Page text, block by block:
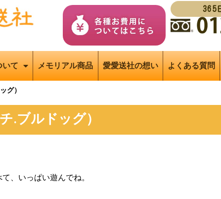
365
いて メモリアル商品 愛愛送社の想い よくある質問
グ）
.ブルドッグ）
、いっぱい遊んでね。